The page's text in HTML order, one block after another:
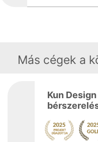
Más cégek a
Kun